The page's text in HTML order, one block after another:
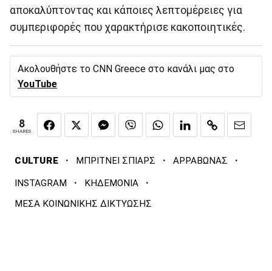
αποκαλύπτοντας και κάποιες λεπτομέρειες για
συμπεριφορές που χαρακτήρισε κακοποιητικές.
Ακολουθήστε το CNN Greece στο κανάλι μας στο
YouTube
8
SHARES
CULTURE · ΜΠΡΙΤΝΕΙ ΣΠΙΑΡΣ · ΑΡΡΑΒΩΝΑΣ ·
INSTAGRAM · ΚΗΔΕΜΟΝΙΑ ·
ΜΕΣΑ ΚΟΙΝΩΝΙΚΗΣ ΔΙΚΤΥΩΣΗΣ